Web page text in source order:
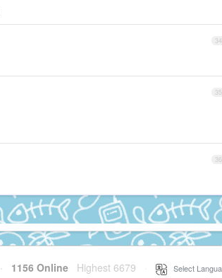
34
35
36
· 1156 Online Highest 6679 Select